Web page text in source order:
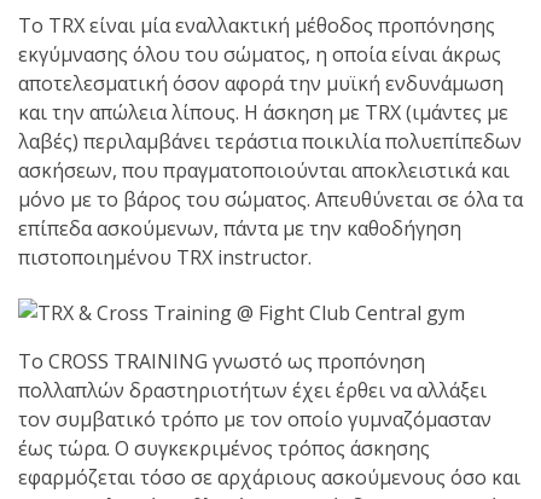
πραγματοποιήθηκε το
κλειστό σεμινάριο
Brazilian Jiu-Jitsu με τον
Grand Master Reyson
Gracie στο Fight Club
Galatsi!
Κορυφαίος
Βραζιλιάνος προπονητής
Reyson Gracie Red Belt 9th
Degree, σε σεμινάριο BJJ
Το TRX είναι μία εναλλακτική μέθοδος προπόνησης
εκγύμνασης όλου του σώματος, η οποία είναι άκρως
αποτελεσματική όσον αφορά την μυϊκή ενδυνάμωση
και την απώλεια λίπους. Η άσκηση με TRX (ιμάντες με
λαβές) περιλαμβάνει τεράστια ποικιλία πολυεπίπεδων
ασκήσεων, που πραγματοποιούνται αποκλειστικά και
μόνο με το βάρος του σώματος. Aπευθύνεται σε όλα τα
επίπεδα ασκούμενων, πάντα με την καθοδήγηση
πιστοποιημένου TRX instructor.
Το CROSS TRAINING γνωστό ως προπόνηση
πολλαπλών δραστηριοτήτων έχει έρθει να αλλάξει
τον συμβατικό τρόπο με τον οποίο γυμναζόμασταν
έως τώρα. Ο συγκεκριμένος τρόπος άσκησης
εφαρμόζεται τόσο σε αρχάριους ασκούμενους όσο και